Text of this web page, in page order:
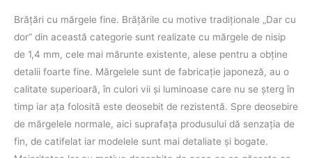
Brăţări cu mărgele fine. Brățările cu motive tradiţionale „Dar cu
dor” din această categorie sunt realizate cu mărgele de nisip
de 1,4 mm, cele mai mărunte existente, alese pentru a obţine
detalii foarte fine. Mărgelele sunt de fabricație japoneză, au o
calitate superioară, în culori vii şi luminoase care nu se șterg în
timp iar aţa folosită este deosebit de rezistentă. Spre deosebire
de mărgelele normale, aici suprafața produsului dă senzația de
fin, de catifelat iar modelele sunt mai detaliate și bogate.